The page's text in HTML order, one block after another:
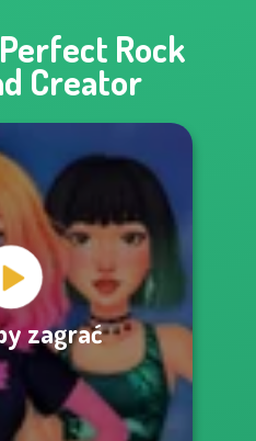
Rock
Creator
zagrać